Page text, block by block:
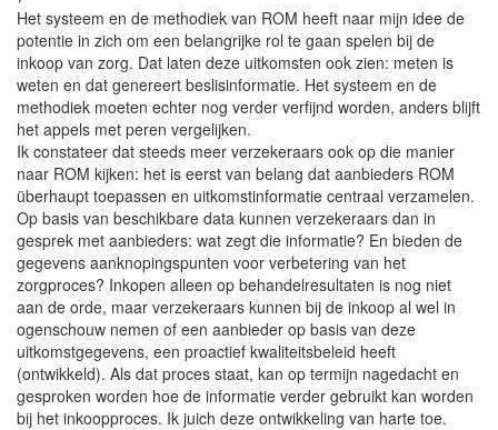
Het systeem en de methodiek van ROM heeft naar mijn idee de
potentie in zich om een belangrijke rol te gaan spelen bij de
inkoop van zorg. Dat laten deze uitkomsten ook zien: meten is
weten en dat genereert beslisinformatie. Het systeem en de
methodiek moeten echter nog verder verfijnd worden, anders blijft
het appels met peren vergelijken.
Ik constateer dat steeds meer verzekeraars ook op die manier
naar ROM kijken: het is eerst van belang dat aanbieders ROM
überhaupt toepassen en uitkomstinformatie centraal verzamelen.
Op basis van beschikbare data kunnen verzekeraars dan in
gesprek met aanbieders: wat zegt die informatie? En bieden de
gegevens aanknopingspunten voor verbetering van het
zorgproces? Inkopen alleen op behandelresultaten is nog niet
aan de orde, maar verzekeraars kunnen bij de inkoop al wel in
ogenschouw nemen of een aanbieder op basis van deze
uitkomstgegevens, een proactief kwaliteitsbeleid heeft
(ontwikkeld). Als dat proces staat, kan op termijn nagedacht en
gesproken worden hoe de informatie verder gebruikt kan worden
bij het inkoopproces. Ik juich deze ontwikkeling van harte toe.